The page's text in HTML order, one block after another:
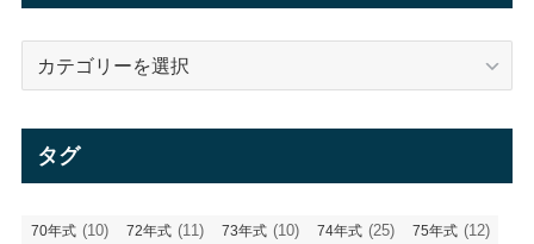
タグ
70年式 (10) 72年式 (11) 73年式 (10) 74年式 (25) 75年式 (12)